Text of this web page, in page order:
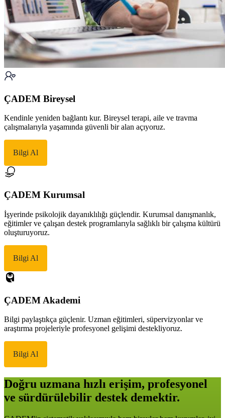
ÇADEM Bireysel
Kendinle yeniden bağlantı kur. Bireysel terapi, aile ve travma
çalışmalarıyla yaşamında güvenli bir alan açıyoruz.
Bilgi Al
ÇADEM Kurumsal
İşyerinde psikolojik dayanıklılığı güçlendir. Kurumsal danışmanlık,
eğitimler ve çalışan destek programlarıyla sağlıklı bir çalışma kültürü
oluşturuyoruz.
Bilgi Al
ÇADEM Akademi
Bilgi paylaştıkça güçlenir. Uzman eğitimleri, süpervizyonlar ve
araştırma projeleriyle profesyonel gelişimi destekliyoruz.
Bilgi Al
Doğru uzmana hızlı erişim, profesyonel
ve sürdürülebilir destek demektir.